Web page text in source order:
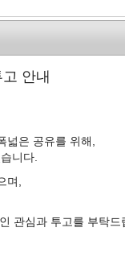
articles
안내
은 공유를 위해,
니다.
며,
관심과 투고를 부탁드